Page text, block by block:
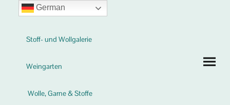
Stoff- und Wollgalerie
Weingarten
Wolle, Garne & Stoffe
German